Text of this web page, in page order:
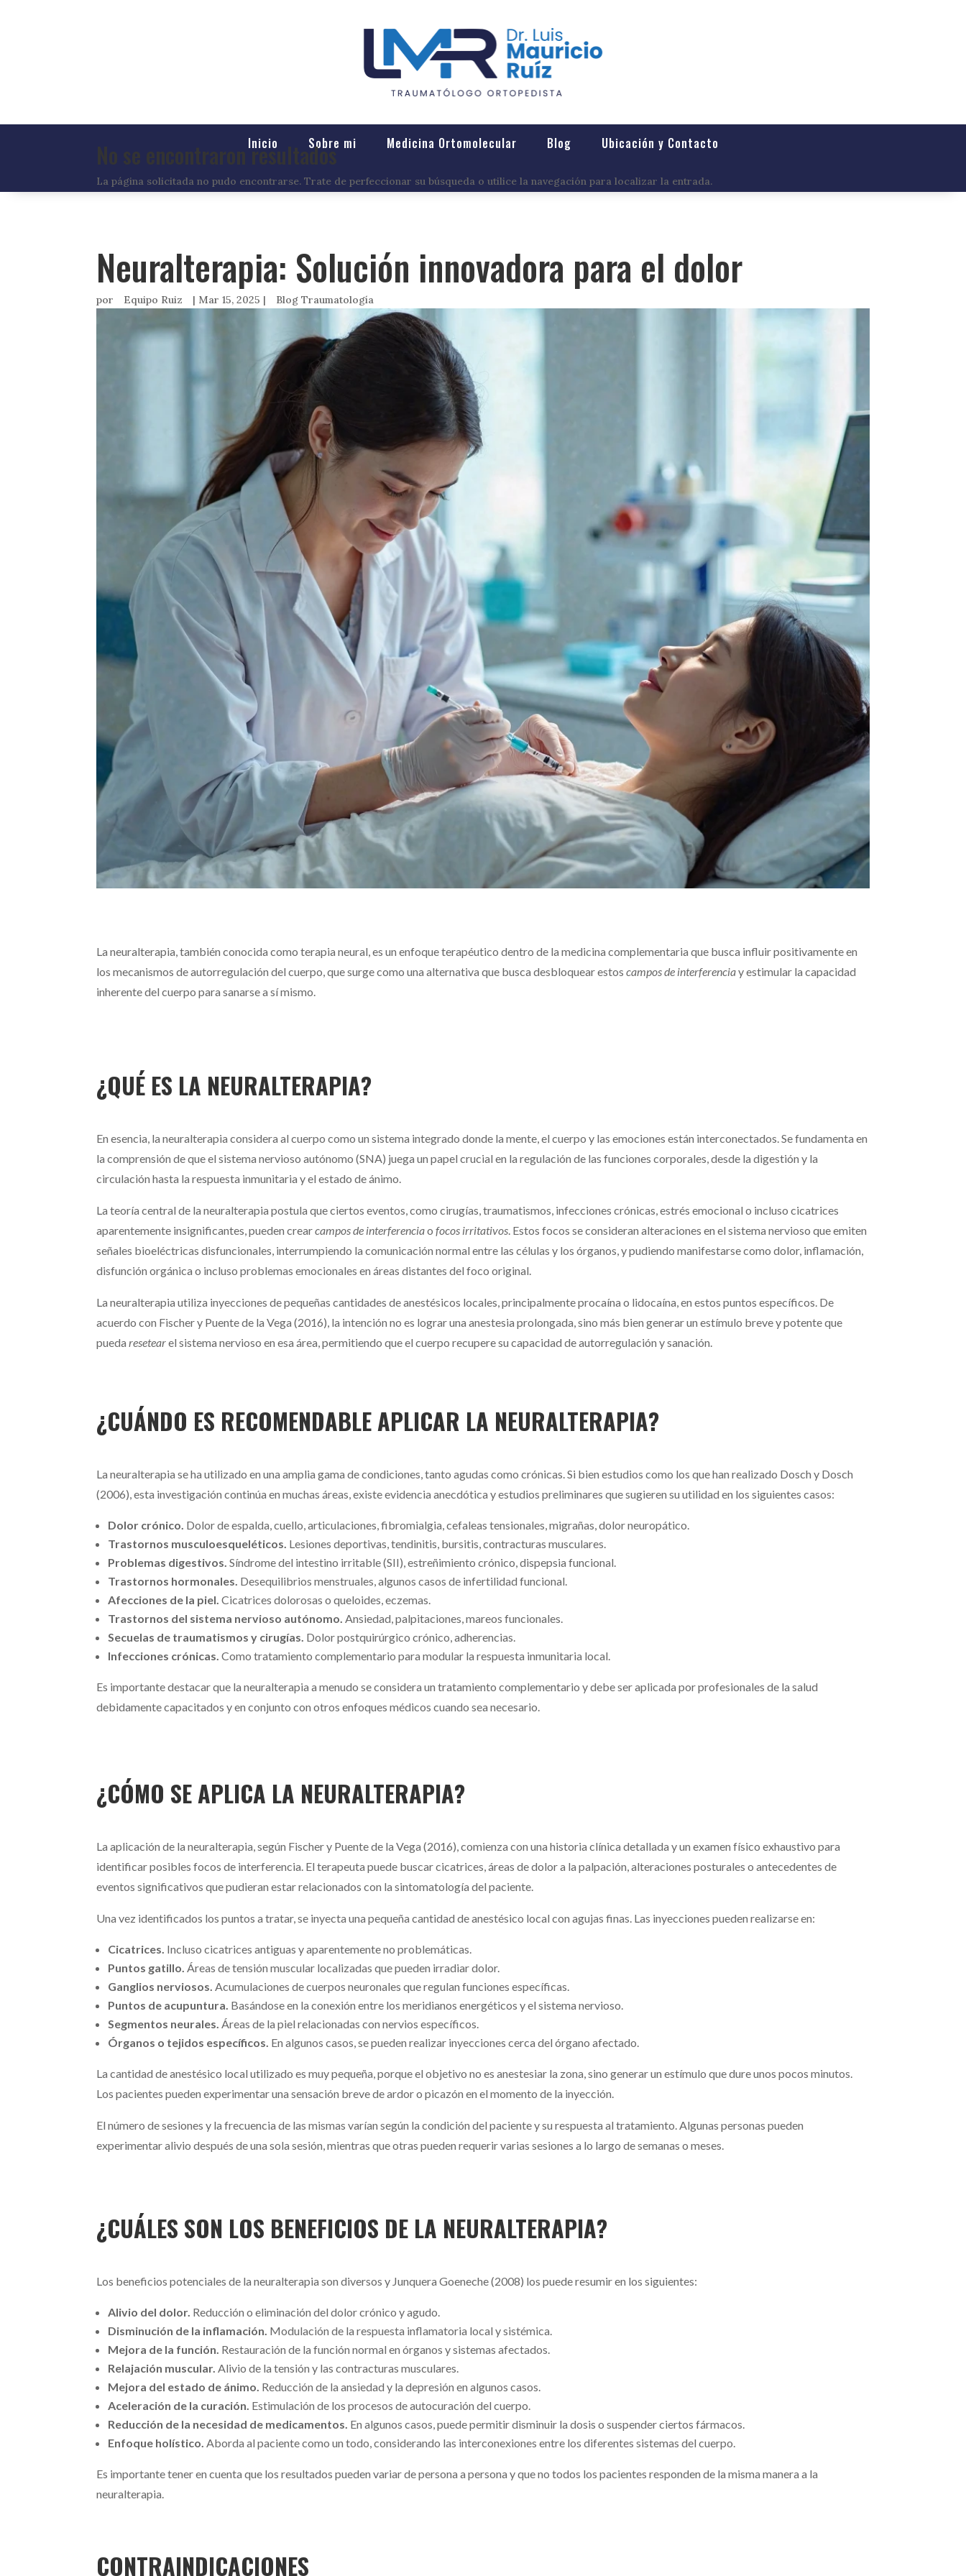
Inicio Sobre mi Medicina Ortomolecular Blog Ubicación y Contacto
No se encontraron resultados
La página solicitada no pudo encontrarse. Trate de perfeccionar su búsqueda o utilice la navegación para localizar la entrada.
Neuralterapia: Solución innovadora para el dolor
por Equipo Ruiz | Mar 15, 2025 | Blog Traumatología
La neuralterapia, también conocida como terapia neural, es un enfoque terapéutico dentro de la medicina complementaria que busca influir positivamente en
los mecanismos de autorregulación del cuerpo, que surge como una alternativa que busca desbloquear estoscampos de interferenciay estimular la capacidad
inherente del cuerpo para sanarse a sí mismo.
¿QUÉ ES LA NEURALTERAPIA?
En esencia, la neuralterapia considera al cuerpo como un sistema integrado donde la mente, el cuerpo y las emociones están interconectados. Se fundamenta en
la comprensión de que el sistema nervioso autónomo (SNA) juega un papel crucial en la regulación de las funciones corporales, desde la digestión y la
circulación hasta la respuesta inmunitaria y el estado de ánimo.
La teoría central de la neuralterapia postula que ciertos eventos, como cirugías, traumatismos, infecciones crónicas, estrés emocional o incluso cicatrices
aparentemente insignificantes, pueden crearcampos de interferenciaofocos irritativos. Estos focos se consideran alteraciones en el sistema nervioso que emiten
señales bioeléctricas disfuncionales, interrumpiendo la comunicación normal entre las células y los órganos, y pudiendo manifestarse como dolor, inflamación,
disfunción orgánica o incluso problemas emocionales en áreas distantes del foco original.
La neuralterapia utiliza inyecciones de pequeñas cantidades de anestésicos locales, principalmente procaína o lidocaína, en estos puntos específicos. De
acuerdo con Fischer y Puente de la Vega (2016), la intención no es lograr una anestesia prolongada, sino más bien generar un estímulo breve y potente que
puedaresetearel sistema nervioso en esa área, permitiendo que el cuerpo recupere su capacidad de autorregulación y sanación.
¿CUÁNDO ES RECOMENDABLE APLICAR LA NEURALTERAPIA?
La neuralterapia se ha utilizado en una amplia gama de condiciones, tanto agudas como crónicas. Si bien estudios como los que han realizado Dosch y Dosch
(2006), esta investigación continúa en muchas áreas, existe evidencia anecdótica y estudios preliminares que sugieren su utilidad en los siguientes casos:
Dolor crónico. Dolor de espalda, cuello, articulaciones, fibromialgia, cefaleas tensionales, migrañas, dolor neuropático.
Trastornos musculoesqueléticos. Lesiones deportivas, tendinitis, bursitis, contracturas musculares.
Problemas digestivos. Síndrome del intestino irritable (SII), estreñimiento crónico, dispepsia funcional.
Trastornos hormonales. Desequilibrios menstruales, algunos casos de infertilidad funcional.
Afecciones de la piel. Cicatrices dolorosas o queloides, eczemas.
Trastornos del sistema nervioso autónomo. Ansiedad, palpitaciones, mareos funcionales.
Secuelas de traumatismos y cirugías. Dolor postquirúrgico crónico, adherencias.
Infecciones crónicas. Como tratamiento complementario para modular la respuesta inmunitaria local.
Es importante destacar que la neuralterapia a menudo se considera un tratamiento complementario y debe ser aplicada por profesionales de la salud
debidamente capacitados y en conjunto con otros enfoques médicos cuando sea necesario.
¿CÓMO SE APLICA LA NEURALTERAPIA?
La aplicación de la neuralterapia, según Fischer y Puente de la Vega (2016), comienza con una historia clínica detallada y un examen físico exhaustivo para
identificar posibles focos de interferencia. El terapeuta puede buscar cicatrices, áreas de dolor a la palpación, alteraciones posturales o antecedentes de
eventos significativos que pudieran estar relacionados con la sintomatología del paciente.
Una vez identificados los puntos a tratar, se inyecta una pequeña cantidad de anestésico local con agujas finas. Las inyecciones pueden realizarse en:
Cicatrices. Incluso cicatrices antiguas y aparentemente no problemáticas.
Puntos gatillo. Áreas de tensión muscular localizadas que pueden irradiar dolor.
Ganglios nerviosos. Acumulaciones de cuerpos neuronales que regulan funciones específicas.
Puntos de acupuntura. Basándose en la conexión entre los meridianos energéticos y el sistema nervioso.
Segmentos neurales. Áreas de la piel relacionadas con nervios específicos.
Órganos o tejidos específicos. En algunos casos, se pueden realizar inyecciones cerca del órgano afectado.
La cantidad de anestésico local utilizado es muy pequeña, porque el objetivo no es anestesiar la zona, sino generar un estímulo que dure unos pocos minutos.
Los pacientes pueden experimentar una sensación breve de ardor o picazón en el momento de la inyección.
El número de sesiones y la frecuencia de las mismas varían según la condición del paciente y su respuesta al tratamiento. Algunas personas pueden
experimentar alivio después de una sola sesión, mientras que otras pueden requerir varias sesiones a lo largo de semanas o meses.
¿CUÁLES SON LOS BENEFICIOS DE LA NEURALTERAPIA?
Los beneficios potenciales de la neuralterapia son diversos y Junquera Goeneche (2008) los puede resumir en los siguientes:
Alivio del dolor. Reducción o eliminación del dolor crónico y agudo.
Disminución de la inflamación. Modulación de la respuesta inflamatoria local y sistémica.
Mejora de la función. Restauración de la función normal en órganos y sistemas afectados.
Relajación muscular. Alivio de la tensión y las contracturas musculares.
Mejora del estado de ánimo. Reducción de la ansiedad y la depresión en algunos casos.
Aceleración de la curación. Estimulación de los procesos de autocuración del cuerpo.
Reducción de la necesidad de medicamentos. En algunos casos, puede permitir disminuir la dosis o suspender ciertos fármacos.
Enfoque holístico. Aborda al paciente como un todo, considerando las interconexiones entre los diferentes sistemas del cuerpo.
Es importante tener en cuenta que los resultados pueden variar de persona a persona y que no todos los pacientes responden de la misma manera a la
neuralterapia.
CONTRAINDICACIONES